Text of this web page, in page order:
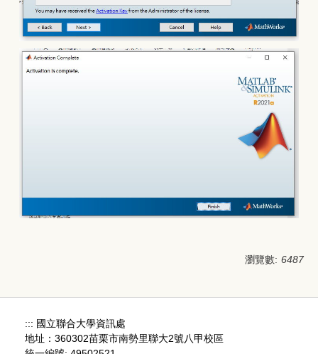
瀏覽數: 6487
::: 國立聯合大學資訊處
地址：360302苗栗市南勢里聯大2號八甲校區